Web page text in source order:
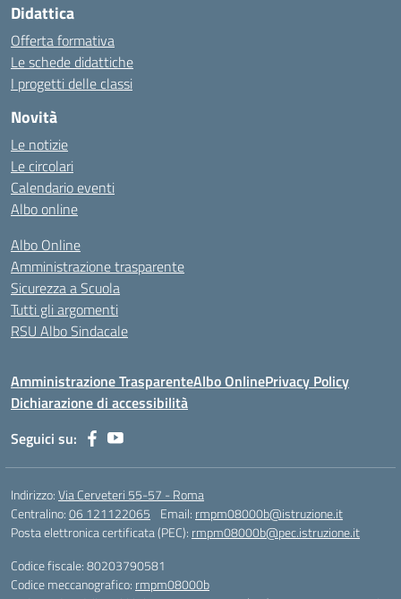
Didattica
Offerta formativa
Le schede didattiche
I progetti delle classi
Novità
Le notizie
Le circolari
Calendario eventi
Albo online
Albo Online
Amministrazione trasparente
Sicurezza a Scuola
Tutti gli argomenti
RSU Albo Sindacale
Amministrazione TrasparenteAlbo OnlinePrivacy Policy
Dichiarazione di accessibilità
Seguici su:
Indirizzo:Via Cerveteri 55-57 - Roma
Centralino:06 121122065 Email: rmpm08000b@istruzione.it
Posta elettronica certificata (PEC): rmpm08000b@pec.istruzione.it
Codice fiscale: 80203790581
Codice meccanografico: rmpm08000b